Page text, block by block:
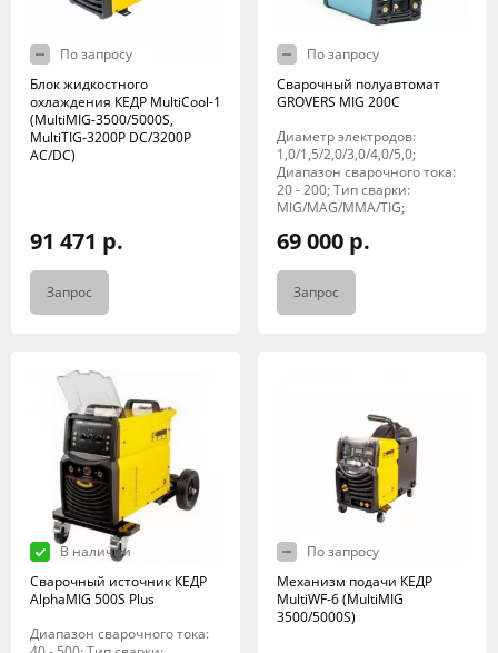
По запросу
Блок жидкостного
охлаждения КЕДР MultiCool-1
(MultiMIG-3500/5000S,
MultiTIG-3200P DC/3200P
AC/DC)
91 471 р.
Запрос
По запросу
Сварочный полуавтомат
GROVERS MIG 200C
Диаметр электродов:
1,0/1,5/2,0/3,0/4,0/5,0;
Диапазон сварочного тока:
20 - 200; Тип сварки:
MIG/MAG/MMA/TIG;
69 000 р.
Запрос
В наличии
Сварочный источник КЕДР
AlphaMIG 500S Plus
Диапазон сварочного тока:
По запросу
Механизм подачи КЕДР
MultiWF-6 (MultiMIG
3500/5000S)